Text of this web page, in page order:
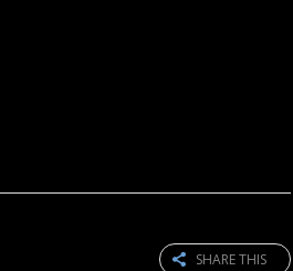
SHARE THIS